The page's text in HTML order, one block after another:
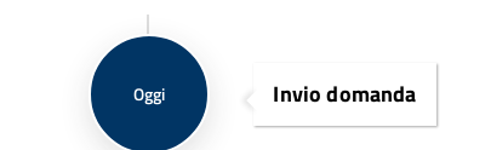
Oggi Invio domanda